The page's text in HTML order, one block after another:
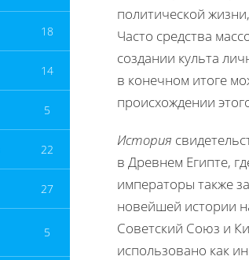
18
14
5
22
27
5
политической
Часто средства
создании культа
в конечном итоге
происхождении
История
в Древнем Египте,
императоры также
новейшей истории
Советский Союз и
использовано как